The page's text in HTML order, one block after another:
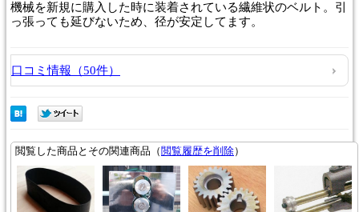
機械を新規に購入した時に装着されている繊維状のベルト。引
っ張っても延びないため、径が安定してます。
口コミ情報（50件）